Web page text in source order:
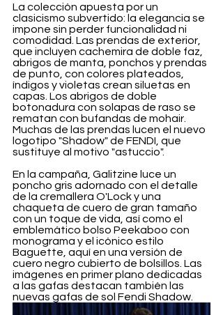
La colección apuesta por un
clasicismo subvertido: la elegancia se
impone sin perder funcionalidad ni
comodidad. Las prendas de exterior,
que incluyen cachemira de doble faz,
abrigos de manta, ponchos y prendas
de punto, con colores plateados,
índigos y violetas crean siluetas en
capas. Los abrigos de doble
botonadura con solapas de raso se
rematan con bufandas de mohair.
Muchas de las prendas lucen el nuevo
logotipo "Shadow" de FENDI, que
sustituye al motivo "astuccio".
En la campaña, Galitzine luce un
poncho gris adornado con el detalle
de la cremallera O'Lock y una
chaqueta de cuero de gran tamaño
con un toque de vida, así como el
emblemático bolso Peekaboo con
monograma y el icónico estilo
Baguette, aquí en una versión de
cuero negro cubierto de bolsillos. Las
imágenes en primer plano dedicadas
a las gafas destacan también las
nuevas gafas de sol Fendi Shadow.